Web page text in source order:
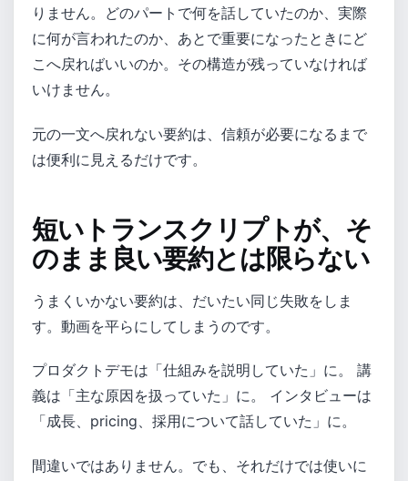
りません。どのパートで何を話していたのか、実際
に何が言われたのか、あとで重要になったときにど
こへ戻ればいいのか。その構造が残っていなければ
いけません。
元の一文へ戻れない要約は、信頼が必要になるまで
は便利に見えるだけです。
短いトランスクリプトが、そ
のまま良い要約とは限らない
うまくいかない要約は、だいたい同じ失敗をしま
す。動画を平らにしてしまうのです。
プロダクトデモは「仕組みを説明していた」に。 講
義は「主な原因を扱っていた」に。 インタビューは
「成長、pricing、採用について話していた」に。
間違いではありません。でも、それだけでは使いに